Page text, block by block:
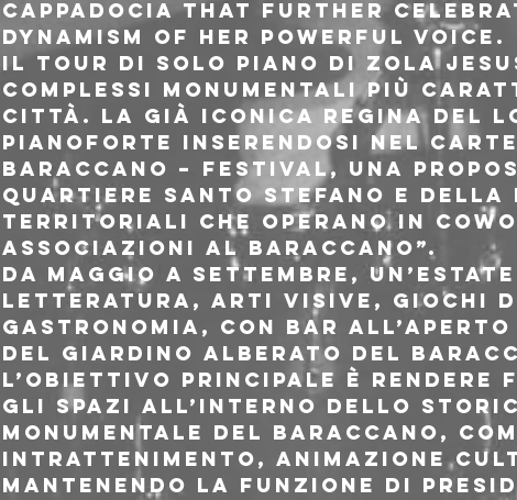
Cappadocia that further
dynamism of her powerful voice.
Il tour di solo piano di Zola
Complessi Monumentali più
città. La già iconica regina del
pianoforte inserendosi nel
Baraccano – Festival, una
Quartiere Santo Stefano e
territoriali che operano in
Associazioni al Baraccano”.
Da Maggio a Settembre,
letteratura, arti visive, giochi
gastronomia, con bar
del giardino alberato del
L’obiettivo principale è
gli spazi all’interno dello
Monumentale del Baraccano,
intrattenimento, animazione
mantenendo la funzione di